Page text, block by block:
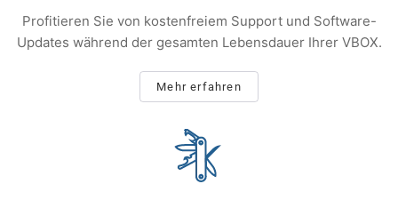
Profitieren Sie von kostenfreiem Support und Software-
Updates während der gesamten Lebensdauer Ihrer VBOX.
Mehr erfahren